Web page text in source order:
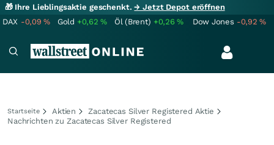
🎁 Ihre Lieblingsaktie geschenkt.→ Jetzt Depot eröffnen
DAX -0,09% Gold +0,62% Öl (Brent) +0,26% Dow Jones -0,92%
Startseite Aktien
Zacatecas Silver Registered Aktie
Nachrichten zu Zacatecas Silver Registered